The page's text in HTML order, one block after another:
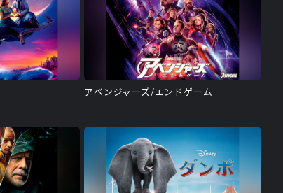
アベンジャーズ/エンドゲーム